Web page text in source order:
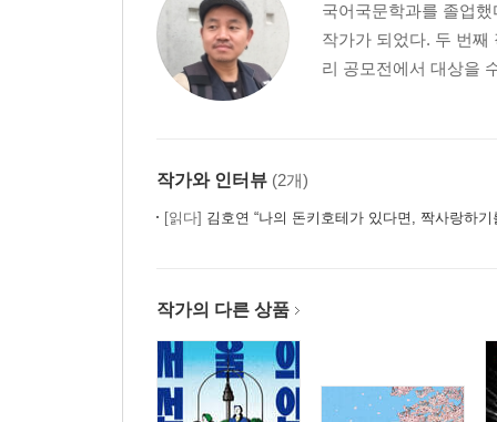
국어국문학과를 졸업
작가가 되었다. 두 번
리 공모전에서 대상을
작가와 인터뷰 (2개)
[읽다] 김호연 “나의 돈키호테가 있다면, 짝사랑하기
작가의 다른 상품